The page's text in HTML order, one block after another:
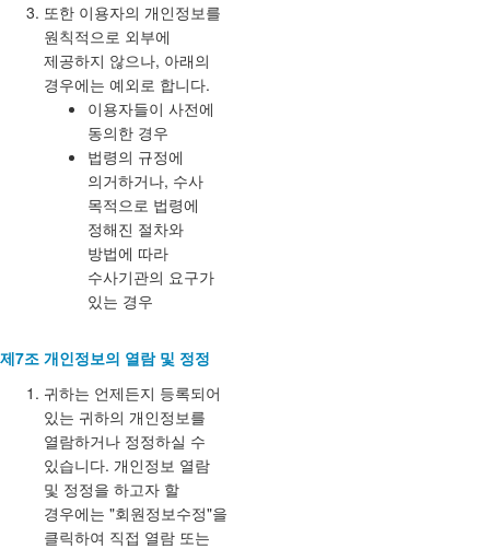
또한 이용자의 개인정보를
원칙적으로 외부에
제공하지 않으나, 아래의
경우에는 예외로 합니다.
이용자들이 사전에
동의한 경우
법령의 규정에
의거하거나, 수사
목적으로 법령에
정해진 절차와
방법에 따라
수사기관의 요구가
있는 경우
제7조 개인정보의 열람 및 정정
귀하는 언제든지 등록되어
있는 귀하의 개인정보를
열람하거나 정정하실 수
있습니다. 개인정보 열람
및 정정을 하고자 할
경우에는 "회원정보수정"을
클릭하여 직접 열람 또는